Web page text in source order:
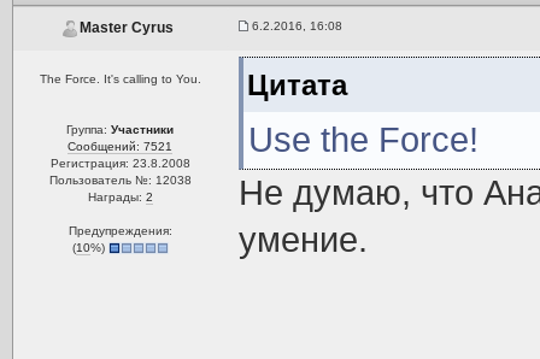
Master Cyrus 6.2.2016, 16:08
The Force. It's calling to You.
Группа:Участники
Сообщений: 7521
Регистрация: 23.8.2008
Пользователь №: 12038
Награды: 2
Предупреждения:
(10%)
Цитата
Use the Force!
Не думаю, что
умение.